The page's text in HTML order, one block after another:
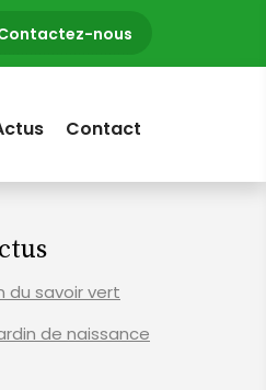
nous
Contact
du savoir vert
de naissance